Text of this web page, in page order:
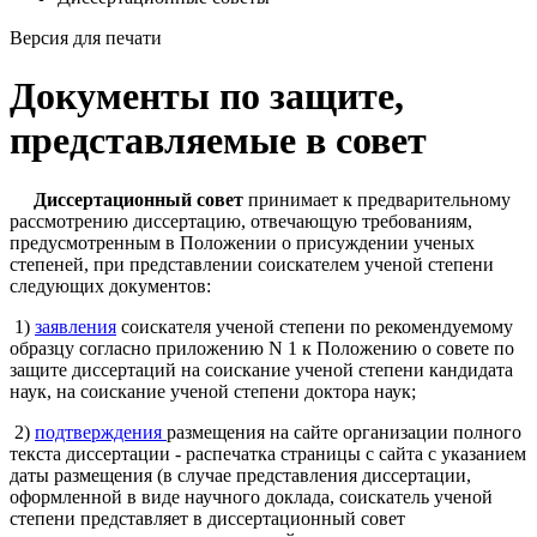
Версия для печати
Документы по защите,
представляемые в совет
Диссертационный совет принимает к предварительному
рассмотрению диссертацию, отвечающую требованиям,
предусмотренным в Положении о присуждении ученых
степеней, при представлении соискателем ученой степени
следующих документов:
1) заявления соискателя ученой степени по рекомендуемому
образцу согласно приложению N 1 к Положению о совете по
защите диссертаций на соискание ученой степени кандидата
наук, на соискание ученой степени доктора наук;
2) подтверждения размещения на сайте организации полного
текста диссертации - распечатка страницы с сайта с указанием
даты размещения (в случае представления диссертации,
оформленной в виде научного доклада, соискатель ученой
степени представляет в диссертационный совет